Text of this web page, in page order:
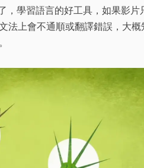
學習語言的好工具，如果影片
法上會不通順或翻譯錯誤，大概